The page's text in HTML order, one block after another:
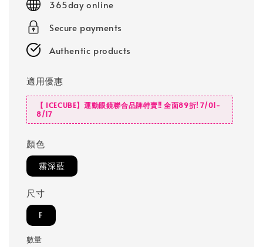
365day online
Secure payments
Authentic products
適用優惠
【 ICECUBE】運動眼鏡聯合品牌特賣‼️ 全面89折! 7/01-
8/17
顏色
霧深藍
尺寸
F
數量